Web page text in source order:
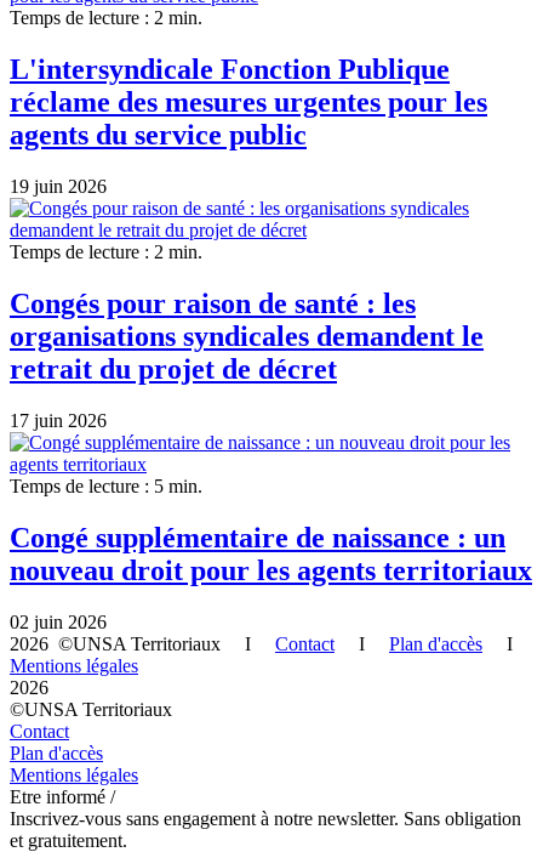
Temps de lecture : 2 min.
L'intersyndicale Fonction Publique
réclame des mesures urgentes pour les
agents du service public
19 juin 2026
Temps de lecture : 2 min.
Congés pour raison de santé : les
organisations syndicales demandent le
retrait du projet de décret
17 juin 2026
Temps de lecture : 5 min.
Congé supplémentaire de naissance : un
nouveau droit pour les agents territoriaux
02 juin 2026
2026 ©UNSA Territoriaux I Contact I Plan d'accès I
Mentions légales
2026
©UNSA Territoriaux
Contact
Plan d'accès
Mentions légales
Etre informé /
Inscrivez-vous sans engagement à notre newsletter. Sans obligation
et gratuitement.